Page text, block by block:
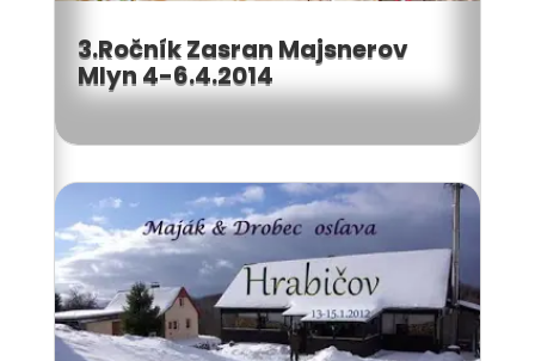
3.Ročník Zasran Majsnerov
Mlyn 4-6.4.2014